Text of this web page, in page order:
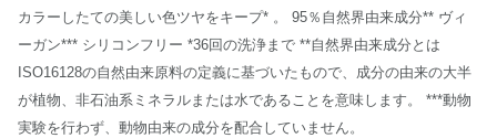
カラーしたての美しい色ツヤをキープ* 。 95％自然界由来成分** ヴィ
ーガン*** シリコンフリー *36回の洗浄まで **自然界由来成分とは
ISO16128の自然由来原料の定義に基づいたもので、成分の由来の大半
が植物、非石油系ミネラルまたは水であることを意味します。 ***動物
実験を行わず、動物由来の成分を配合していません。